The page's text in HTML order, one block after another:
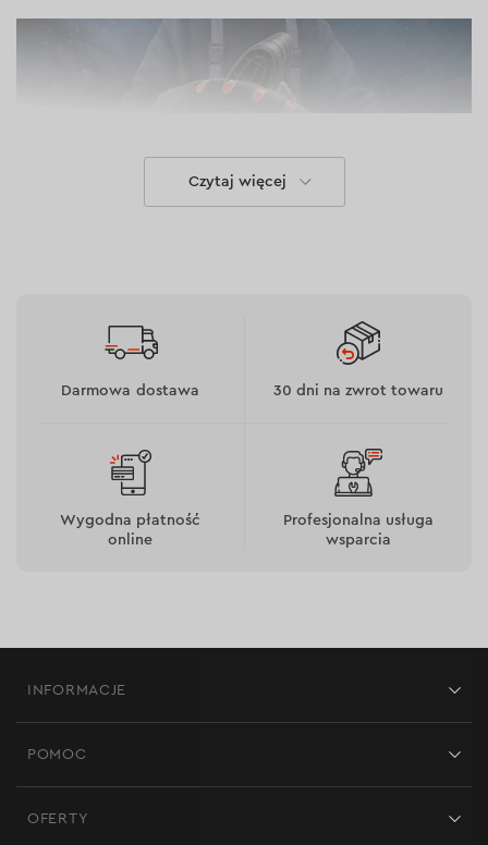
Profesjonalne zastosowanie
laminowanej o grubości 25 mm, cięcie wzdłużne desek z
twardego drewna oraz cięcie drewna o grubości 50 mm
pod kątem 45°.
Czytaj więcej
Darmowa dostawa 30 dni na zwrot towaru
Wygodna płatność
online
Profesjonalna usługa
wsparcia
INFORMACJE
POMOC
OFERTY